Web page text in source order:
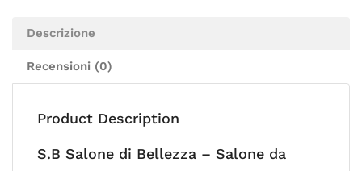
Descrizione
Recensioni (0)
Product Description
S.B Salone di Bellezza – Salone da